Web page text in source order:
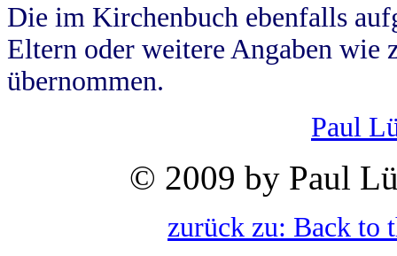
Die im Kirchenbuch ebenfalls
Eltern oder weitere Angaben wie
übernommen.
Paul
© 2009 by Paul
zurück zu: Back to